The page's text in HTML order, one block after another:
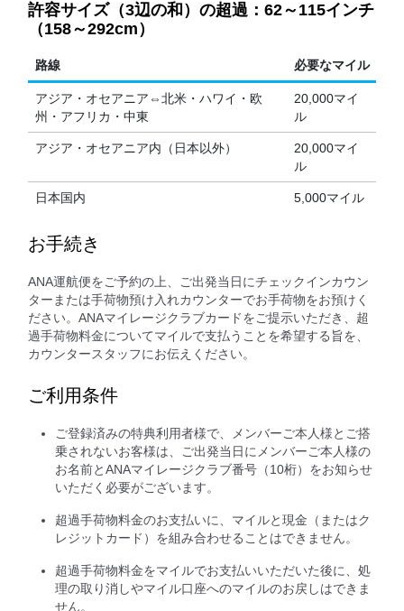
許容サイズ（3辺の和）の超過：62～115インチ
（158～292cm）
路線 必要なマイル
アジア・オセアニア⇔北米・ハワイ・欧
州・アフリカ・中東
20,000マイ
ル
アジア・オセアニア内（日本以外）
20,000マイ
ル
日本国内 5,000マイル
お手続き
ANA運航便をご予約の上、ご出発当日にチェックインカウン
ターまたは手荷物預け入れカウンターでお手荷物をお預けく
ださい。ANAマイレージクラブカードをご提示いただき、超
過手荷物料金についてマイルで支払うことを希望する旨を、
カウンタースタッフにお伝えください。
ご利用条件
ご登録済みの特典利用者様で、メンバーご本人様とご搭
乗されないお客様は、ご出発当日にメンバーご本人様の
お名前とANAマイレージクラブ番号（10桁）をお知らせ
いただく必要がございます。
超過手荷物料金のお支払いに、マイルと現金（またはク
レジットカード）を組み合わせることはできません。
超過手荷物料金をマイルでお支払いいただいた後に、処
理の取り消しやマイル口座へのマイルのお戻しはできま
せん。